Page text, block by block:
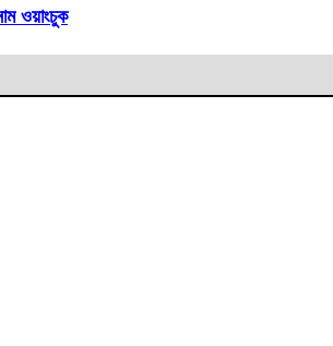
ওয়াংচুক